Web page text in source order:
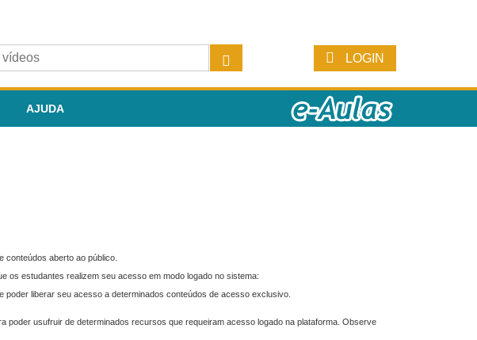
LOGIN
AJUDA
conteúdos aberto ao público.
os estudantes realizem seu acesso em modo logado no sistema:
poder liberar seu acesso a determinados conteúdos de acesso exclusivo.
poder usufruir de determinados recursos que requeiram acesso logado na plataforma. Observe